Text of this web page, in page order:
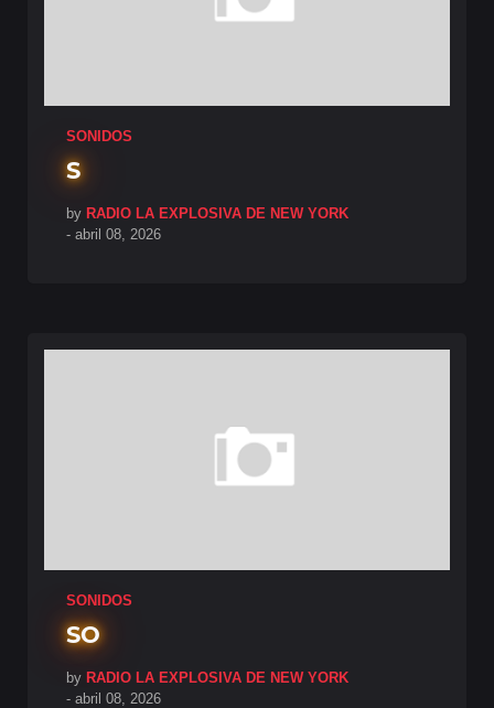
SONIDOS
S
by RADIO LA EXPLOSIVA DE NEW YORK
- abril 08, 2026
SONIDOS
SO
by RADIO LA EXPLOSIVA DE NEW YORK
- abril 08, 2026